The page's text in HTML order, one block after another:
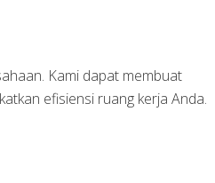
Kami dapat membuat
efisiensi ruang kerja Anda.